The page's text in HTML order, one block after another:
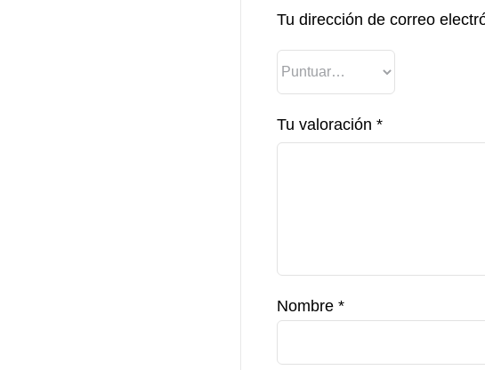
Tu dirección de correo
Tu valoración *
Nombre *